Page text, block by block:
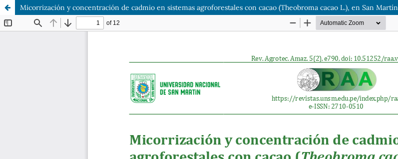
Micorrización y concentración de cadmio en sistemas agroforestales con cacao (Theobroma cacao L.), en San Martín